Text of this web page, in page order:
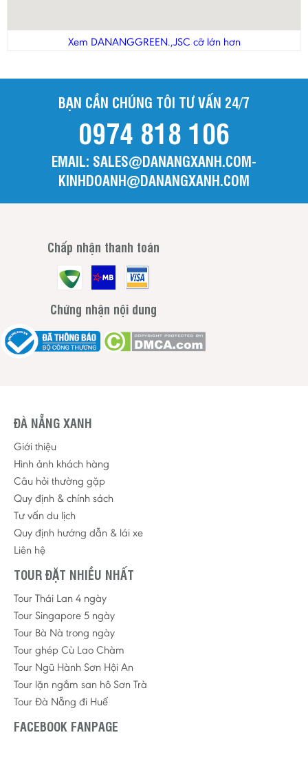
Xem DANANGGREEN.,JSC cỡ lớn hơn
BẠN CẦN CHÚNG TÔI TƯ VẤN 24/7
0974 818 106
EMAIL: SALES@DANANGXANH.COM-
KINHDOANH@DANANGXANH.COM
Chấp nhận thanh toán
Chứng nhận nội dung
ĐÀ NẴNG XANH
Giới thiệu
Hình ảnh khách hàng
Câu hỏi thường gặp
Quy định & chính sách
Tư vấn du lịch
Quy định hướng dẫn & lái xe
Liên hệ
TOUR ĐẶT NHIỀU NHẤT
Tour Thái Lan 4 ngày
Tour Singapore 5 ngày
Tour Bà Nà trong ngày
Tour ghép Cù Lao Chàm
Tour Ngũ Hành Sơn Hội An
Tour lặn ngắm san hô Sơn Trà
Tour Đà Nẵng đi Huế
FACEBOOK FANPAGE